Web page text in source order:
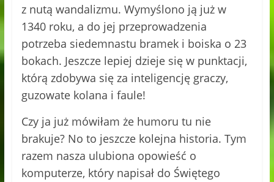
z nutą wandalizmu. Wymyślono ją już w
1340 roku, a do jej przeprowadzenia
potrzeba siedemnastu bramek i boiska o 23
bokach. Jeszcze lepiej dzieje się w punktacji,
którą zdobywa się za inteligencję graczy,
guzowate kolana i faule!
Czy ja już mówiłam że humoru tu nie
brakuje? No to jeszcze kolejna historia. Tym
razem nasza ulubiona opowieść o
komputerze, który napisał do Świętego